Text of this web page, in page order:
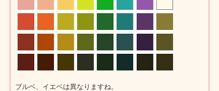
ブルベ、イエベは異なりますね。